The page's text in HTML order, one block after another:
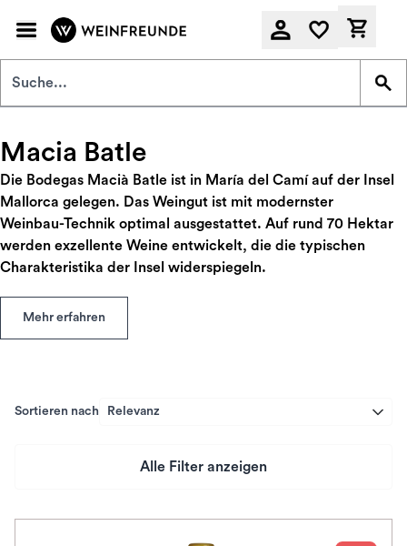
Macia Batle
Die Bodegas Macià Batle ist in María del Camí auf der Insel
Mallorca gelegen. Das Weingut ist mit modernster
Weinbau-Technik optimal ausgestattet. Auf rund 70 Hektar
werden exzellente Weine entwickelt, die die typischen
Charakteristika der Insel widerspiegeln.
Mehr erfahren
Sortieren nach Relevanz
Alle Filter anzeigen